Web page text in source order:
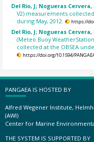
Del Rio, J; Nogueras
V2) measurements
during May, 2012.
https://
Del Rio, J; Nogueras
(Meteo Buoy
collected at the OBSEA
https://doi.org/10.1594/
PANGAEA IS HOSTED BY
Alfred Wegener Institute,
(AWI)
Center for Marine
THE SYSTEM IS SUPPORTED BY